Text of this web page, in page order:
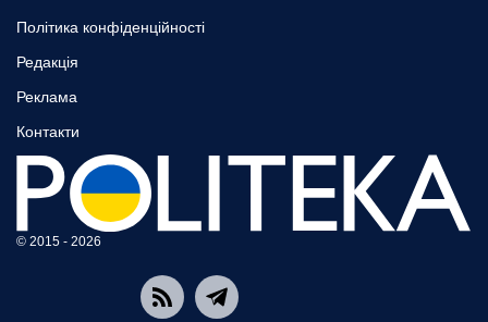
Політика конфіденційності
Редакція
Реклама
Контакти
© 2015 - 2026